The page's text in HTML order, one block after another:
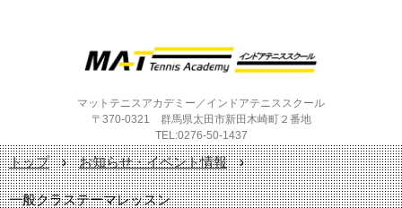
マットテニスアカデミー／インドアテニススクール
〒370-0321 群馬県太田市新田木崎町２番地
TEL:0276-50-1437
トップ › お知らせ・イベント情報 ›
一般クラステーマレッスン